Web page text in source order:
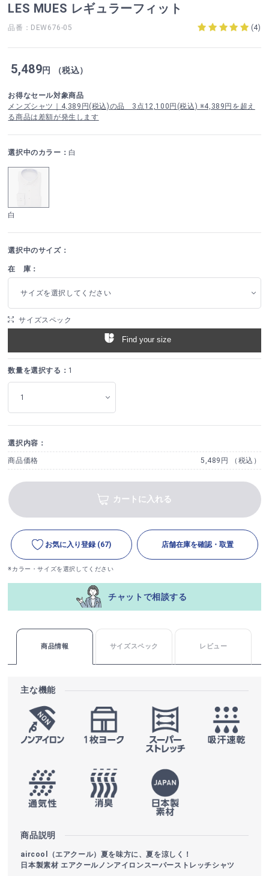
LES MUES レギュラーフィット
品番：DEW676-05 (4)
5,489円 （税込）
お得なセール対象商品
メンズシャツ｜4,389円(税込)の品 3点12,100円(税込) ※4,389円を超え
る商品は差額が発生します
選択中のカラー： 白
白
選択中のサイズ：
在 庫：
サイズを選択してください
サイズスペック
Find your size
数量を選択する： 1
選択内容：
商品価格 5,489円 （税込）
カートに入れる
お気に入り登録 (67) 店舗在庫を確認・取置
※カラー・サイズを選択してください
チャットで相談する
商品情報 サイズスペック レビュー
主な機能
商品説明
aircool（エアクール）夏を味方に、夏を涼しく！
日本製素材 エアクールノンアイロンスーパーストレッチシャツ